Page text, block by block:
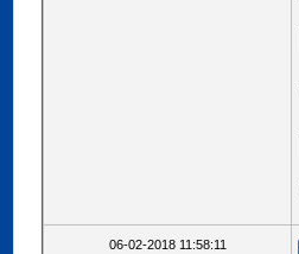
06-02-2018 11:58:11